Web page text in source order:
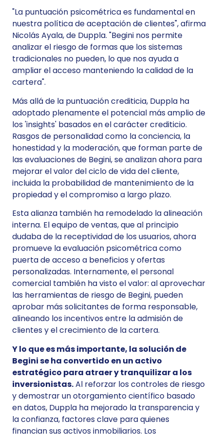
"La puntuación psicométrica es fundamental en
nuestra política de aceptación de clientes", afirma
Nicolás Ayala, de Duppla. "Begini nos permite
analizar el riesgo de formas que los sistemas
tradicionales no pueden, lo que nos ayuda a
ampliar el acceso manteniendo la calidad de la
cartera".
Más allá de la puntuación crediticia, Duppla ha
adoptado plenamente el potencial más amplio de
los 'insights' basados en el carácter crediticio.
Rasgos de personalidad como la conciencia, la
honestidad y la moderación, que forman parte de
las evaluaciones de Begini, se analizan ahora para
mejorar el valor del ciclo de vida del cliente,
incluida la probabilidad de mantenimiento de la
propiedad y el compromiso a largo plazo.
Esta alianza también ha remodelado la alineación
interna. El equipo de ventas, que al principio
dudaba de la receptividad de los usuarios, ahora
promueve la evaluación psicométrica como
puerta de acceso a beneficios y ofertas
personalizadas. Internamente, el personal
comercial también ha visto el valor: al aprovechar
las herramientas de riesgo de Begini, pueden
aprobar más solicitantes de forma responsable,
alineando los incentivos entre la admisión de
clientes y el crecimiento de la cartera.
Y lo que es más importante, la solución de
Begini se ha convertido en un activo
estratégico para atraer y tranquilizar a los
inversionistas.Al reforzar los controles de riesgo
y demostrar un otorgamiento científico basado
en datos, Duppla ha mejorado la transparencia y
la confianza, factores clave para quienes
financian sus activos inmobiliarios. Los